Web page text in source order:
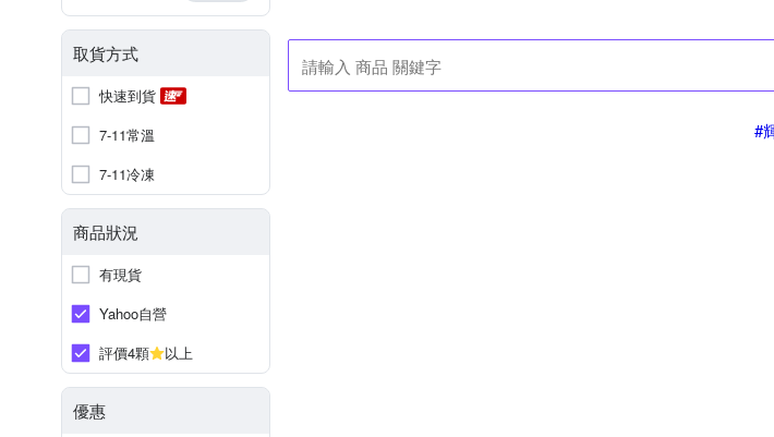
取貨方式
快速到貨
7-11常溫
7-11冷凍
商品狀況
有現貨
Yahoo自營
評價4顆
以上
優惠
#